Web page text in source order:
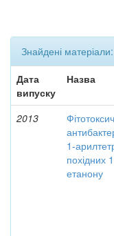
Знайдені матеріали:
Дата
випуску
Назва
2013
1-
похідних
етанону